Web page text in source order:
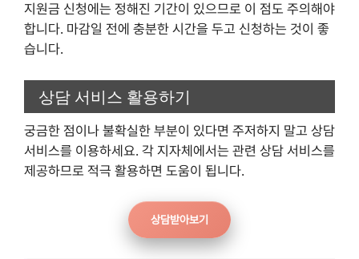
지원금 신청에는 정해진 기간이 있으므로 이 점도 주의해야
합니다. 마감일 전에 충분한 시간을 두고 신청하는 것이 좋
습니다.
상담 서비스 활용하기
궁금한 점이나 불확실한 부분이 있다면 주저하지 말고 상담
서비스를 이용하세요. 각 지자체에서는 관련 상담 서비스를
제공하므로 적극 활용하면 도움이 됩니다.
상담받아보기